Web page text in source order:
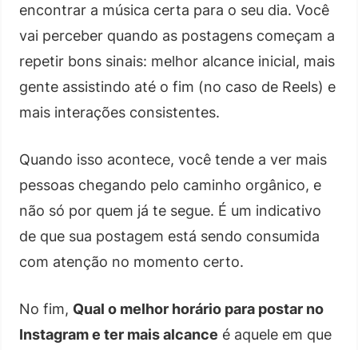
encontrar a música certa para o seu dia. Você
vai perceber quando as postagens começam a
repetir bons sinais: melhor alcance inicial, mais
gente assistindo até o fim (no caso de Reels) e
mais interações consistentes.
Quando isso acontece, você tende a ver mais
pessoas chegando pelo caminho orgânico, e
não só por quem já te segue. É um indicativo
de que sua postagem está sendo consumida
com atenção no momento certo.
No fim, Qual o melhor horário para postar no
Instagram e ter mais alcance é aquele em que